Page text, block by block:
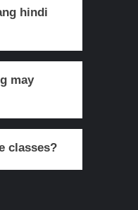
hindi
may
classes?